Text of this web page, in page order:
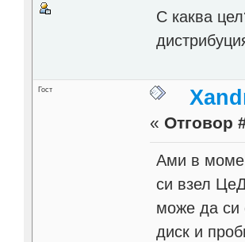
С каква
Гост
« Отговор
Ами в
си взел
може да си
диск и